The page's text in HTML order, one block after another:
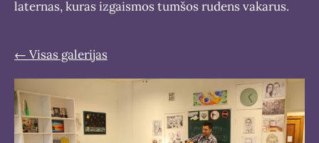
laternas, kuras izgaismos tumšos rudens vakarus.
Visas galerijas